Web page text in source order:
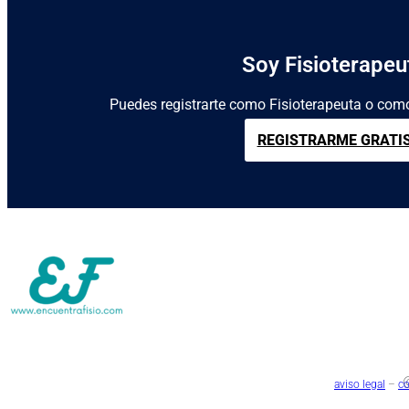
Soy
Puedes registrarte como Fisioterapeuta o
REGISTRARME
aviso legal –